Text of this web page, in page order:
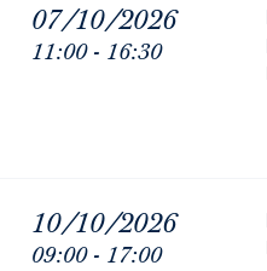
07/10/2026
11:00 - 16:30
10/10/2026
09:00 - 17:00